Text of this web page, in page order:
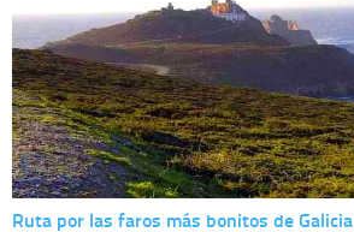
Ruta por las faros más bonitos de Galicia